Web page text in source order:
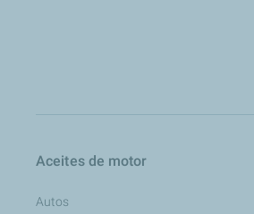
Aceites de motor
Autos